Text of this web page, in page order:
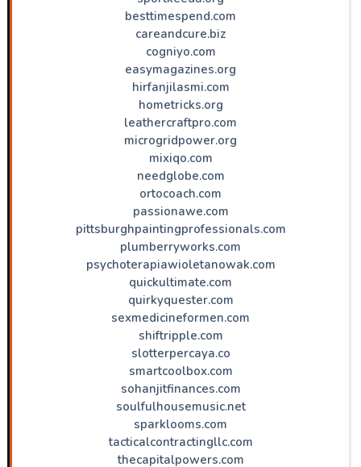
besttimespend.com
careandcure.biz
cogniyo.com
easymagazines.org
hirfanjilasmi.com
hometricks.org
leathercraftpro.com
microgridpower.org
mixiqo.com
needglobe.com
ortocoach.com
passionawe.com
pittsburghpaintingprofessionals.com
plumberryworks.com
psychoterapiawioletanowak.com
quickultimate.com
quirkyquester.com
sexmedicineformen.com
shiftripple.com
slotterpercaya.co
smartcoolbox.com
sohanjitfinances.com
soulfulhousemusic.net
sparklooms.com
tacticalcontractingllc.com
thecapitalpowers.com